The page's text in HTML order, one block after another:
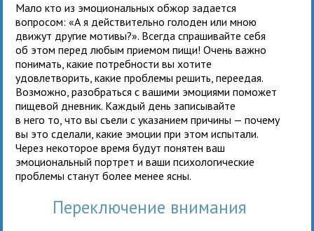
Мало кто из эмоциональных обжор задается
вопросом: «А я действительно голоден или мною
движут другие мотивы?». Всегда спрашивайте себя
об этом перед любым приемом пищи! Очень важно
понимать, какие потребности вы хотите
удовлетворить, какие проблемы решить, переедая.
Возможно, разобраться с вашими эмоциями поможет
пищевой дневник. Каждый день записывайте
в него то, что вы съели с указанием причины — почему
вы это сделали, какие эмоции при этом испытали.
Через некоторое время будут понятен ваш
эмоциональный портрет и ваши психологические
проблемы станут более менее ясны.
Переключение внимания